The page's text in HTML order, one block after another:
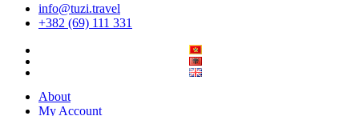
info@tuzi.travel
+382 (69) 111 331
About
My Account